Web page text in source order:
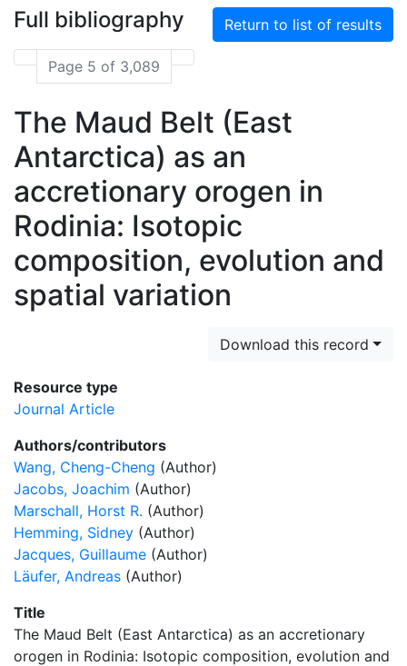
Full bibliography Return to list of results
Page 5 of 3,089
The Maud Belt (East
Antarctica) as an
accretionary orogen in
Rodinia: Isotopic
composition, evolution and
spatial variation
Download this record
Resource type
Journal Article
Authors/contributors
Wang, Cheng-Cheng (Author)
Jacobs, Joachim (Author)
Marschall, Horst R. (Author)
Hemming, Sidney (Author)
Jacques, Guillaume (Author)
Läufer, Andreas (Author)
Title
The Maud Belt (East Antarctica) as an accretionary
orogen in Rodinia: Isotopic composition, evolution and